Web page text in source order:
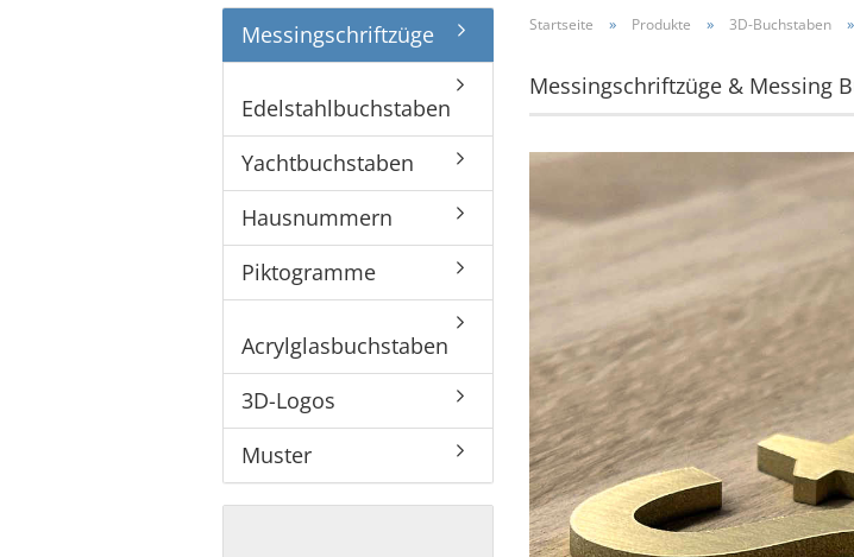
Türschilder
Deckenhänger
Fahnenschilder
WC-Schilder
Glasschilder
Edelstahlschilder
Messingschilder
Cortenstahlschilder
Grabschriften
VIGO Türschilder
VIGO Wandschilder -
Outdoor
VIGO Deckenhänger
VIGO Fahnenschilder
VIGO Tischaufsteller
VIGO Zubehör
VINOX Messing geschliffen
VINOX Messing brüniert
Firmenschilder
Kanzleischilder
Startseite » Produkte » 3D-Buchstaben »
Messingschriftzüge & Messing
Messingschriftzüge
Edelstahlbuchstaben
Yachtbuchstaben
Hausnummern
Piktogramme
Acrylglasbuchstaben
3D-Logos
Muster